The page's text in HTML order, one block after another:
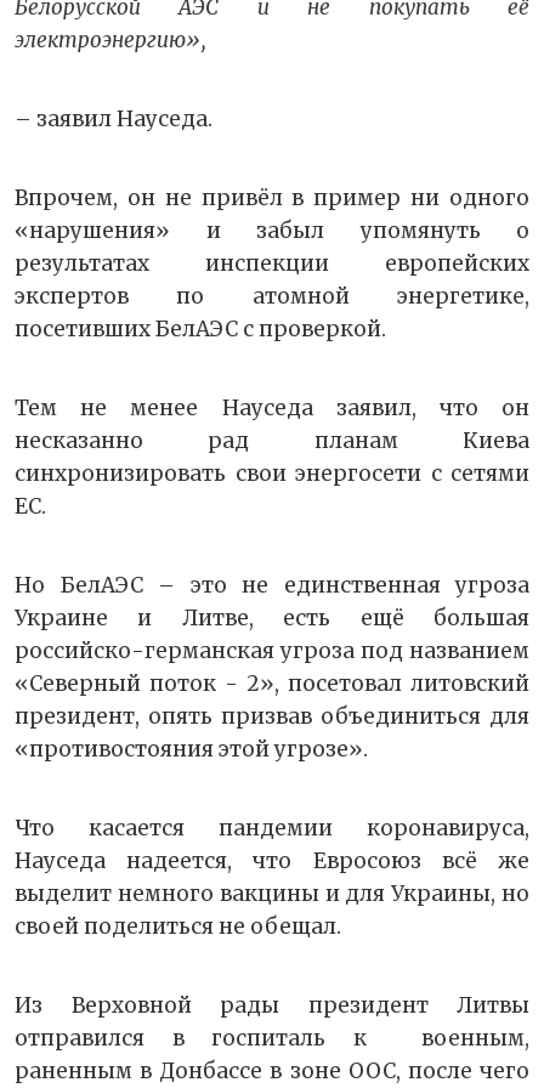
Белорусской АЭС и не покупать её
электроэнергию»,
– заявил Науседа.
Впрочем, он не привёл в пример ни одного
«нарушения» и забыл упомянуть о
результатах инспекции европейских
экспертов по атомной энергетике,
посетивших БелАЭС с проверкой.
Тем не менее Науседа заявил, что он
несказанно рад планам Киева
синхронизировать свои энергосети с сетями
ЕС.
Но БелАЭС – это не единственная угроза
Украине и Литве, есть ещё большая
российско-германская угроза под названием
«Северный поток - 2», посетовал литовский
президент, опять призвав объединиться для
«противостояния этой угрозе».
Что касается пандемии коронавируса,
Науседа надеется, что Евросоюз всё же
выделит немного вакцины и для Украины, но
своей поделиться не обещал.
Из Верховной рады президент Литвы
отправился в госпиталь к военным,
раненным в Донбассе в зоне ООС, после чего